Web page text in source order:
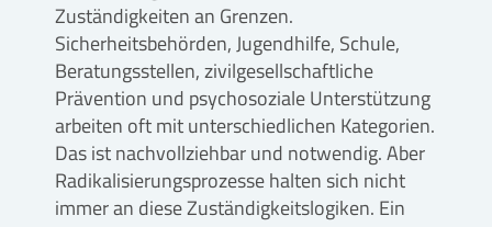
Zuständigkeiten an Grenzen.
Sicherheitsbehörden, Jugendhilfe, Schule,
Beratungsstellen, zivilgesellschaftliche
Prävention und psychosoziale Unterstützung
arbeiten oft mit unterschiedlichen Kategorien.
Das ist nachvollziehbar und notwendig. Aber
Radikalisierungsprozesse halten sich nicht
immer an diese Zuständigkeitslogiken. Ein